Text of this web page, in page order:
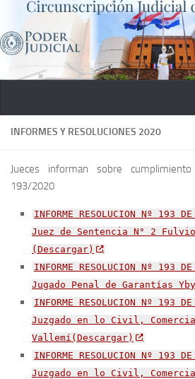
Saltar al contenido
INFORMES Y RESOLUCIONES 2020
Jueces informan sobre
193/2020
INFORME RESOLUCION Nº 193
Juez de Sentencia N° 2
(Descargar)
INFORME RESOLUCION Nº 193
Jugado Penal de Garantías
INFORME RESOLUCION Nº 193
Juzgado en lo Civil,
Vallemí(Descargar)
INFORME RESOLUCION Nº 193
Juzgado en lo Civil,